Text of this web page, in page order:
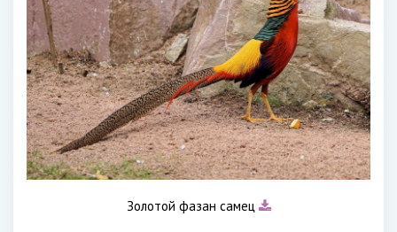
Золотой фазан самец